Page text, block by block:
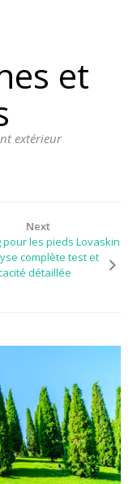
et
extérieur
Next
pour les pieds Lovaskin
complète test et
détaillée